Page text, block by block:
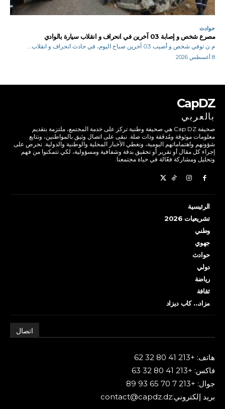
حوادث
مصرع شخص و إصابة 03 آخرين في انحراف و انقلاب سيارة بالوادي
م ن توفي شخص و أصيب 03 آخرين صباح اليوم، في حادث انحراف و انقلاب...
8 أغسطس 2026
CapDZ
بالعربي
صحيفة Cap DZ هي صحيفة وطنية تركز على خدمة المجتمع، ملتزمة بتقديم
معلومات موثوقة ومُدققة وذات صلة. نبقى على اتصال وثيق بالمواطنين، ونتابع
شؤونهم واهتماماتهم اليومية، ونغطي الأخبار المحلية والوطنية والدولية. نحرص على
إجراء كل مقال أو تقرير أو تحقيق بدقة وشفافية ومسؤولية، لكي تتمكنوا من فهم
وتحليل ومشاركة فعّالة في حياة مجتمعنا.
الرئيسية
تشريعيات 2026
وطني
جهوي
حوادث
دولي
رياضة
ثقافة
مزاد… كاب ديزاد
اتصال
هاتف: +213 41 80 32 62
فاكس: +213 41 80 32 63
جوال: +213 7 70 65 93 89
بريد إلكتروني:contact@capdz.dz